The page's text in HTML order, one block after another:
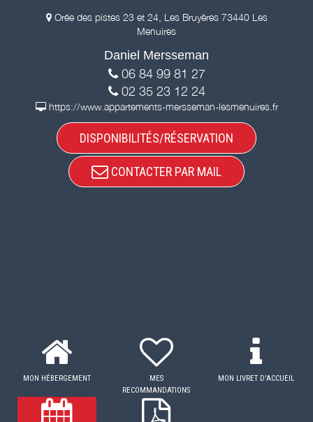
Orée des pistes 23 et 24, Les Bruyères 73440 Les
Menuires
Daniel Mersseman
06 84 99 81 27
02 35 23 12 24
https://www.appartements-mersseman-lesmenuires.fr
DISPONIBILITÉS/RÉSERVATION
CONTACTER PAR MAIL
MON HÉBERGEMENT
MES
RECOMMANDATIONS
MON LIVRET D'ACCUEIL